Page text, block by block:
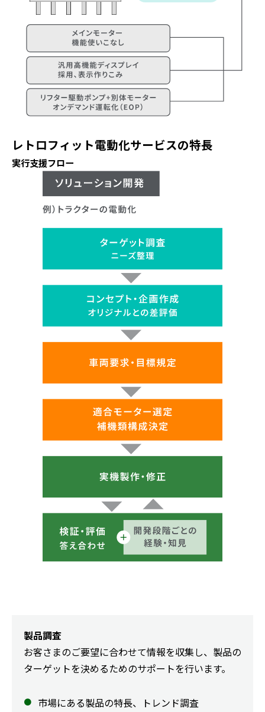
レトロフィット電動化サービスの特長
実行支援フロー
製品調査
お客さまのご要望に合わせて情報を収集し、製品の
ターゲットを決めるためのサポートを行います。
市場にある製品の特長、トレンド調査